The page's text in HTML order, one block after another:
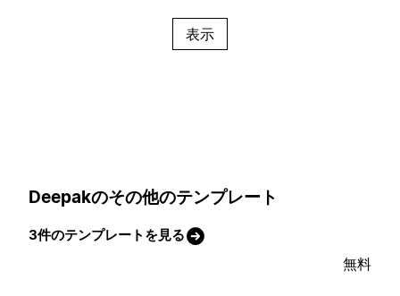
表示
Deepakのその他のテンプレート
3件のテンプレートを見る
無料